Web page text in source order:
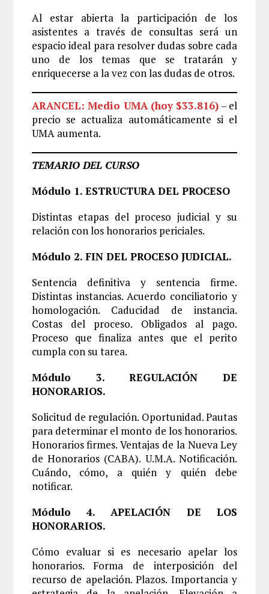
Al estar abierta la participación de los
asistentes a través de consultas será un
espacio ideal para resolver dudas sobre cada
uno de los temas que se tratarán y
enriquecerse a la vez con las dudas de otros.
ARANCEL: Medio UMA (hoy $33.816) – el
precio se actualiza automáticamente si el
UMA aumenta.
TEMARIO DEL CURSO
Módulo 1. ESTRUCTURA DEL PROCESO
Distintas etapas del proceso judicial y su
relación con los honorarios periciales.
Módulo 2. FIN DEL PROCESO JUDICIAL.
Sentencia definitiva y sentencia firme.
Distintas instancias. Acuerdo conciliatorio y
homologación. Caducidad de instancia.
Costas del proceso. Obligados al pago.
Proceso que finaliza antes que el perito
cumpla con su tarea.
Módulo 3. REGULACIÓN DE
HONORARIOS.
Solicitud de regulación. Oportunidad. Pautas
para determinar el monto de los honorarios.
Honorarios firmes. Ventajas de la Nueva Ley
de Honorarios (CABA). U.M.A. Notificación.
Cuándo, cómo, a quién y quién debe
notificar.
Módulo 4. APELACIÓN DE LOS
HONORARIOS.
Cómo evaluar si es necesario apelar los
honorarios. Forma de interposición del
recurso de apelación. Plazos. Importancia y